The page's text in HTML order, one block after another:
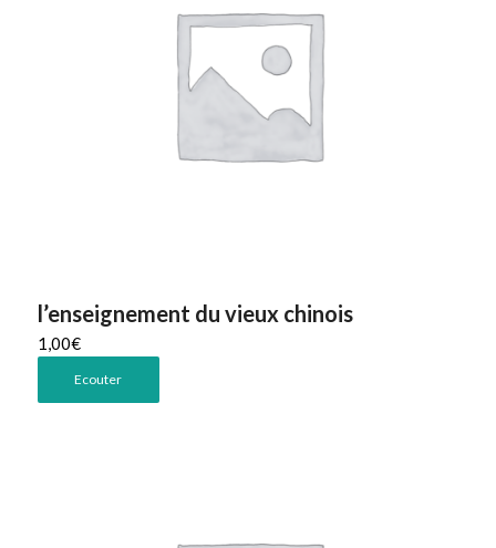
l’enseignement du vieux chinois
1,00€
Ecouter